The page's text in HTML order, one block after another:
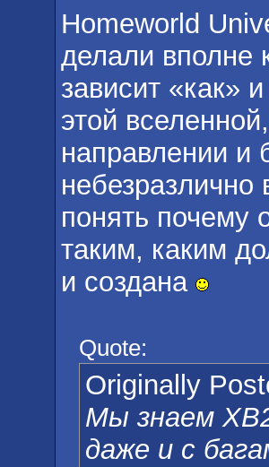
Homeworld
делали вполне
зависит «как»
этой
направлении и
понять почему
таким, каким
и создана
Quote:
Originally
Мы знаем
даже и с